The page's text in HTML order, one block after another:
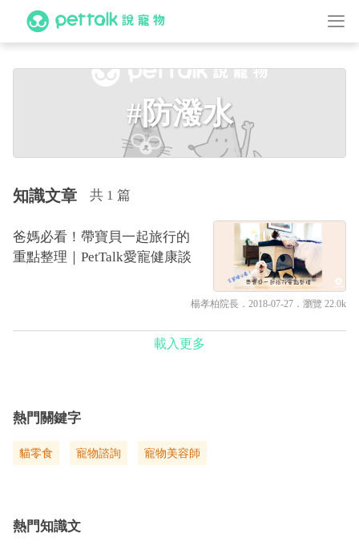
#防潑水
知識文章 共 1 篇
爸媽必看！帶寶貝一起旅行的
重點整理｜PetTalk愛寵健康談
楊孝柏院長 ．2018-07-27． 瀏覽 22.0k
載入更多
熱門關鍵字
貓零食 寵物諮詢 寵物美容師
熱門知識文